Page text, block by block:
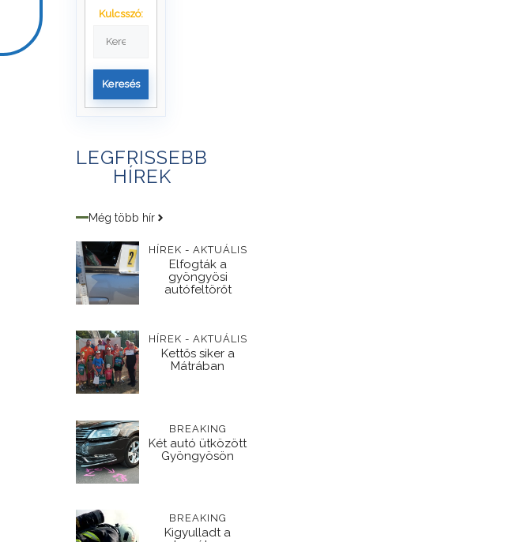
Kulcsszó:
Keresés
LEGFRISSEBB
HÍREK
Még több hír
HÍREK - AKTUÁLIS
Elfogták a
gyöngyösi
autófeltörőt
HÍREK - AKTUÁLIS
Kettős siker a
Mátrában
BREAKING
Két autó ütközött
Gyöngyösön
BREAKING
Kigyulladt a